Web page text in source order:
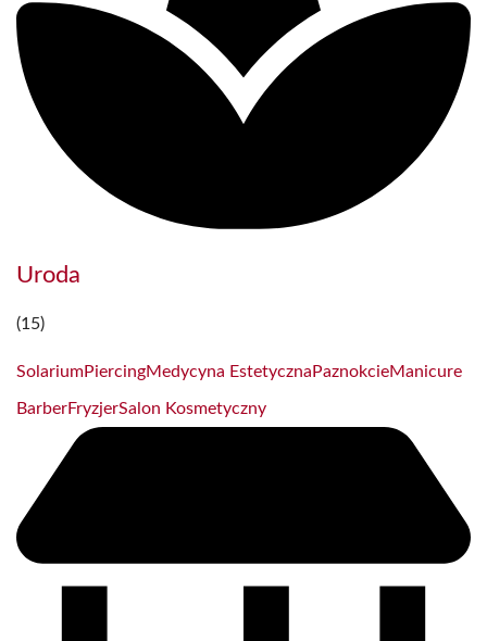
Uroda
(15)
SolariumPiercingMedycyna Estetyczna PaznokcieManicure
BarberFryzjerSalon Kosmetyczny